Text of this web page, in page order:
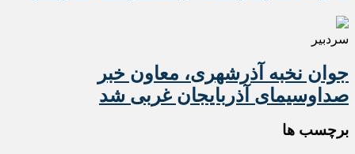
سردبیر
جوان نخبه آذرشهری، معاون خبر
صداوسیمای آذربایجان غربی شد
برچسب ها